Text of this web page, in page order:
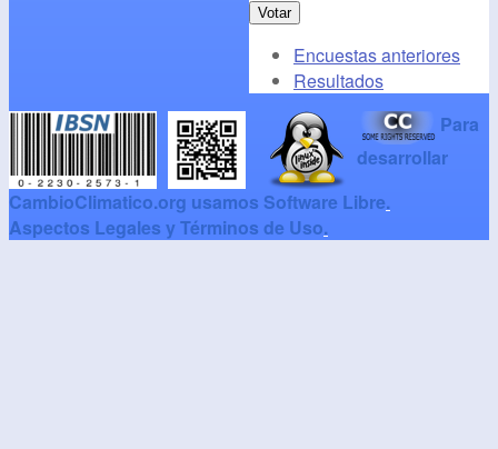
Encuestas anteriores
Resultados
Para
desarrollar
CambioClimatico.org usamos Software Libre.
Aspectos Legales y Términos de Uso.